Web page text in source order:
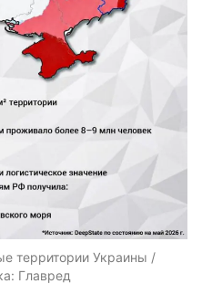
территории Украины /
Главред